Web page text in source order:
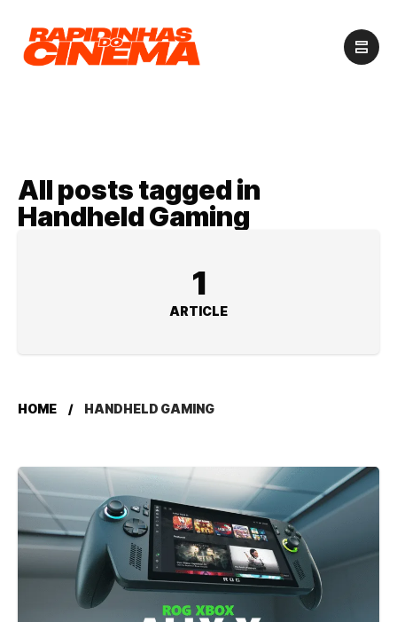
All posts tagged in
Handheld Gaming
1
ARTICLE
HOME HANDHELD GAMING